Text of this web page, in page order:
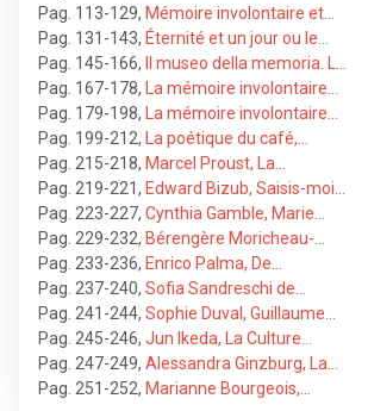
Pag. 113-129, Mémoire involontaire et…
Pag. 131-143, Éternité et un jour ou le…
Pag. 145-166,
Il museo della memoria. L…
Pag. 167-178,
La mémoire involontaire…
Pag. 179-198,
La mémoire involontaire…
Pag. 199-212,
La poétique du café,…
Pag. 215-218, Marcel Proust, La…
Pag. 219-221, Edward Bizub, Saisis-moi…
Pag. 223-227, Cynthia Gamble, Marie…
Pag. 229-232, Bérengère Moricheau-…
Pag. 233-236, Enrico Palma, De…
Pag. 237-240, Sofia Sandreschi de…
Pag. 241-244, Sophie Duval, Guillaume…
Pag. 245-246, Jun Ikeda, La Culture…
Pag. 247-249, Alessandra Ginzburg, La…
Pag. 251-252, Marianne Bourgeois,…